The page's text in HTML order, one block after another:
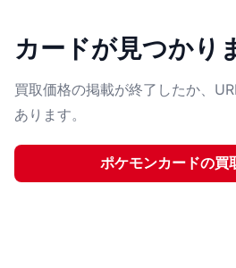
カードが見つかり
買取価格の掲載が終了したか、
あります。
ポケモンカードの買